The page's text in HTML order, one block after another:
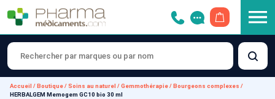
Accueil / Boutique/Soins au naturel /Gemmothérapie/ Bourgeons complexes /
HERBALGEM Memogem GC10 bio 30 ml